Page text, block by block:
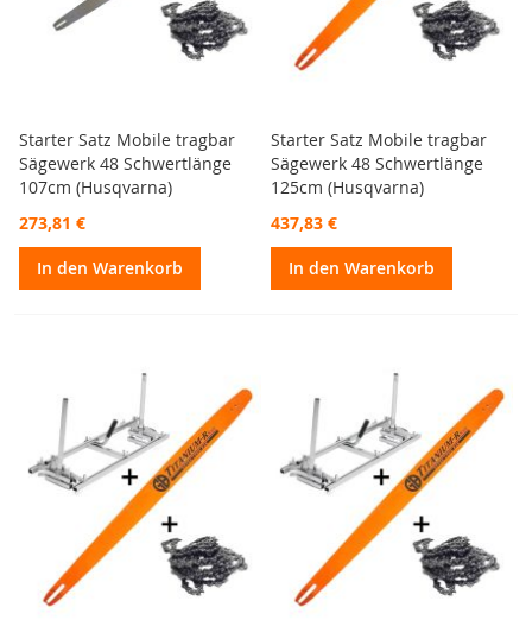
Starter Satz Mobile tragbar
Sägewerk 48 Schwertlänge
107cm (Husqvarna)
273,81 €
In den Warenkorb
Starter Satz Mobile tragbar
Sägewerk 48 Schwertlänge
125cm (Husqvarna)
437,83 €
In den Warenkorb